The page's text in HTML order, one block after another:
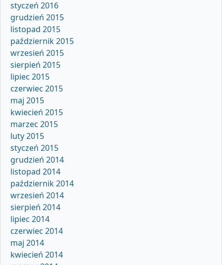
styczeń 2016
grudzień 2015
listopad 2015
październik 2015
wrzesień 2015
sierpień 2015
lipiec 2015
czerwiec 2015
maj 2015
kwiecień 2015
marzec 2015
luty 2015
styczeń 2015
grudzień 2014
listopad 2014
październik 2014
wrzesień 2014
sierpień 2014
lipiec 2014
czerwiec 2014
maj 2014
kwiecień 2014